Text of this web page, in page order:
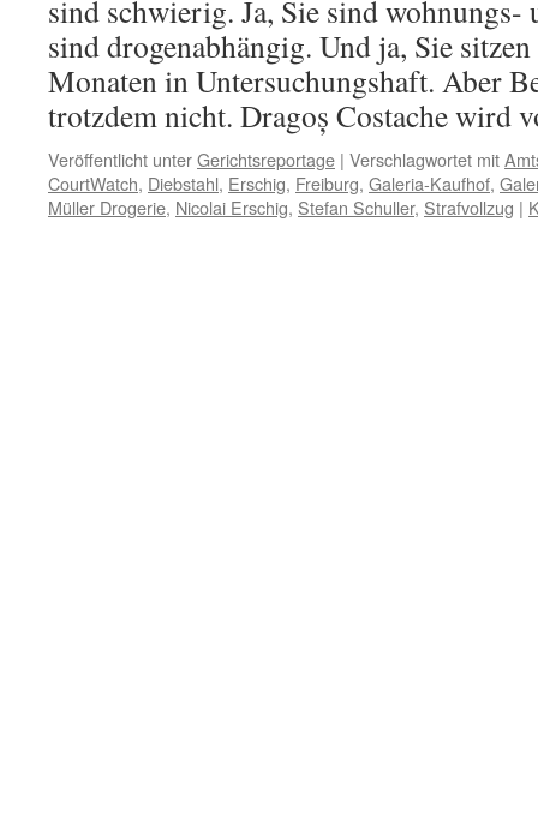
sind schwierig. Ja, Sie sind wohnungs-
sind drogenabhängig. Und ja, Sie
Monaten in Untersuchungshaft. Aber
trotzdem nicht. Dragoș Costache
Veröffentlicht unterGerichtsreportage | Verschlagwortet mit
CourtWatch, Diebstahl, Erschig, Freiburg, Galeria-Kaufhof,
Müller Drogerie, Nicolai Erschig, Stefan Schuller, Strafvollzug |